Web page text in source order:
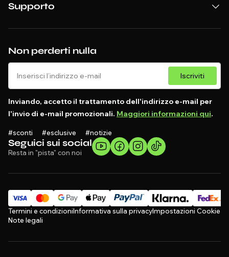
Seguici sui social
Resta in "pista" con noi
Non perderti nulla
Iscriviti
Inviando, accetto il trattamento dell'indirizzo e-mail per
l'invio di e-mail promozionali. Maggiori informazioni qui.
#sconti #esclusive #notizie
Supporto
Termini e condizioniInformativa sulla privacyImpostazioni Cookie
Note legali